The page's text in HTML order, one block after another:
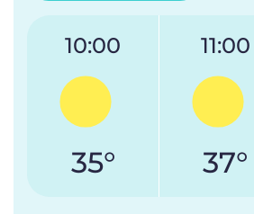
10:00
35°
11:00
37°